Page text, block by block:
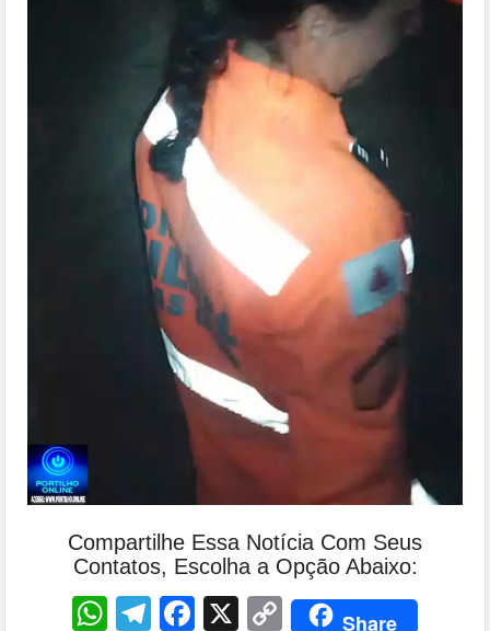
Compartilhe Essa Notícia Com Seus
Contatos, Escolha a Opção Abaixo:
WhatsApp
Telegram
Facebook
X CopyShare